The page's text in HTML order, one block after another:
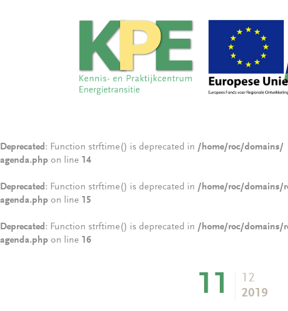
Deprecated : Function strftime() is deprecated in /home/roc/domains/
agenda.php on line 14
Deprecated : Function strftime() is deprecated in /home/roc/domains/
agenda.php on line 15
Deprecated : Function strftime() is deprecated in /home/roc/domains/
agenda.php on line 16
11
12
2019